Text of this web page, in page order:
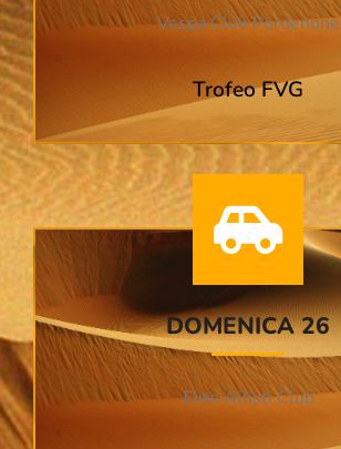
Vespa Club Pordenone
Trofeo FVG
DOMENICA 26
Elite Alfisti Club